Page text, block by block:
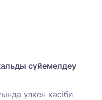
сүйемелдеу
үлкен кәсіби